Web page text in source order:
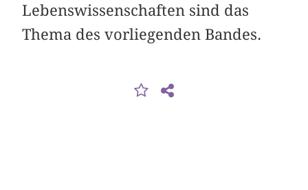
Lebenswissenschaften sind das
Thema des vorliegenden Bandes.